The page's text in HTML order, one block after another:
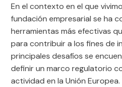
En el contexto en el que
fundación empresarial se ha
herramientas más efectivas
para contribuir a los fines de
principales desafíos se
definir un marco regulatorio
actividad en la Unión Europea.